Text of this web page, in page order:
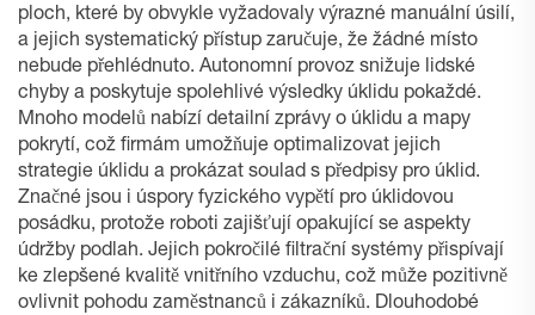
ploch, které by obvykle vyžadovaly výrazné manuální úsilí,
a jejich systematický přístup zaručuje, že žádné místo
nebude přehlédnuto. Autonomní provoz snižuje lidské
chyby a poskytuje spolehlivé výsledky úklidu pokaždé.
Mnoho modelů nabízí detailní zprávy o úklidu a mapy
pokrytí, což firmám umožňuje optimalizovat jejich
strategie úklidu a prokázat soulad s předpisy pro úklid.
Značné jsou i úspory fyzického vypětí pro úklidovou
posádku, protože roboti zajišťují opakující se aspekty
údržby podlah. Jejich pokročilé filtrační systémy přispívají
ke zlepšené kvalitě vnitřního vzduchu, což může pozitivně
ovlivnit pohodu zaměstnanců i zákazníků. Dlouhodobé